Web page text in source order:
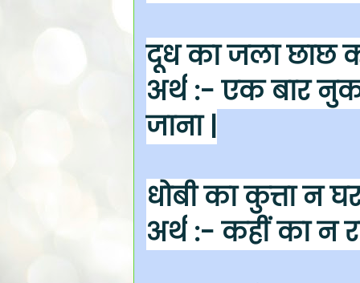
दूध का जला छाछ
अर्थ :- एक बार
जाना |
धोबी का कुत्ता न
अर्थ :- कहीं का न